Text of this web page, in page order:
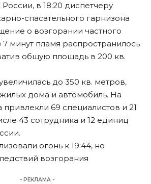
в 18:20 диспетчеру
спасательного гарнизона
о возгорании частного
минут пламя распространилось
общую площадь в 200 кв.
до 350 кв. метров,
жилых дома и автомобиль. На
69 специалистов и 21
43 сотрудника и 12 единиц
огонь к 19:44, но
возгорания
- РЕКЛАМА -